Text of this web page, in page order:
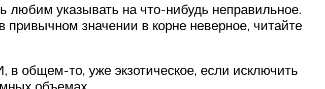
указывать на что-нибудь неправильное.
привычном значении в корне неверное, читайте
в общем-то, уже экзотическое, если исключить